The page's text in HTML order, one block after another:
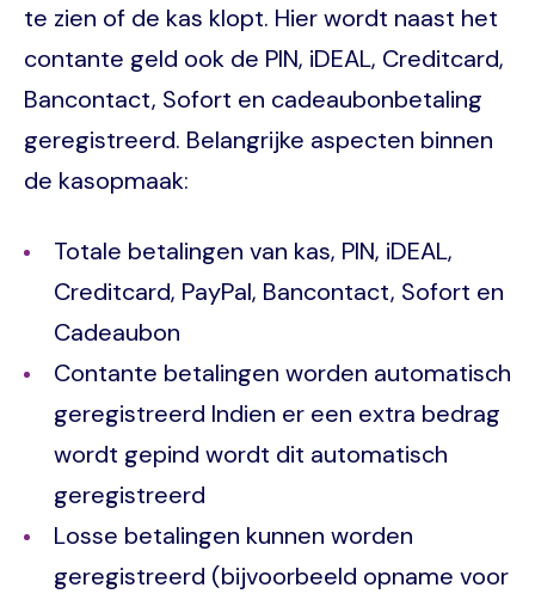
te zien of de kas klopt. Hier wordt naast het
contante geld ook de PIN, iDEAL, Creditcard,
Bancontact, Sofort en cadeaubonbetaling
geregistreerd. Belangrijke aspecten binnen
de kasopmaak:
Totale betalingen van kas, PIN, iDEAL,
Creditcard, PayPal, Bancontact, Sofort en
Cadeaubon
Contante betalingen worden automatisch
geregistreerd Indien er een extra bedrag
wordt gepind wordt dit automatisch
geregistreerd
Losse betalingen kunnen worden
geregistreerd (bijvoorbeeld opname voor